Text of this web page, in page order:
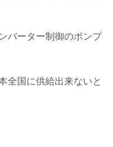
バーター制御のポンプ
全国に供給出来ないと